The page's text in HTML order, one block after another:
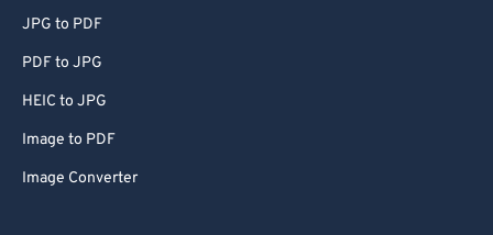
JPG to PDF
PDF to JPG
HEIC to JPG
Image to PDF
Image Converter